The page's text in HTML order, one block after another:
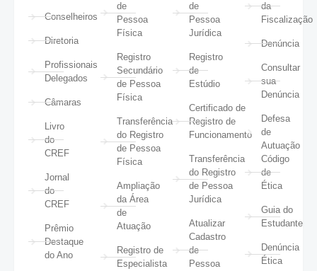
Conselheiros
Diretoria
Profissionais
Delegados
Câmaras
Livro
do
CREF
Jornal
do
CREF
Prêmio
Destaque
do Ano
de
Pessoa
Física
Registro
Secundário
de Pessoa
Física
Transferência
do Registro
de Pessoa
Física
Ampliação
da Área
de
Atuação
Registro de
Especialista
de
Pessoa
Jurídica
Registro
de
Estúdio
Certificado de
Registro de
Funcionamento
Transferência
do Registro
de Pessoa
Jurídica
Atualizar
Cadastro
de
Pessoa
da
Fiscalização
Denúncia
Consultar
sua
Denúncia
Defesa
de
Autuação
Código
de
Ética
Guia do
Estudante
Denúncia
Ética